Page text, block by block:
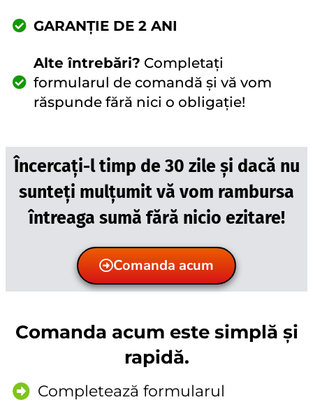
GARANȚIE DE 2 ANI
Alte întrebări? Completați
formularul de comandă și vă vom
răspunde fără nici o obligație!
Încercați-l timp de 30 zile și dacă nu
sunteți mulțumit vă vom rambursa
întreaga sumă fără nicio ezitare!
Comanda acum
Comanda acum este simplă și
rapidă.
Completează formularul